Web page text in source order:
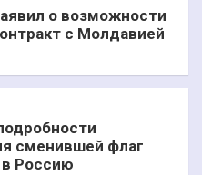
о возможности
с Молдавией
сменившей флаг
в Россию